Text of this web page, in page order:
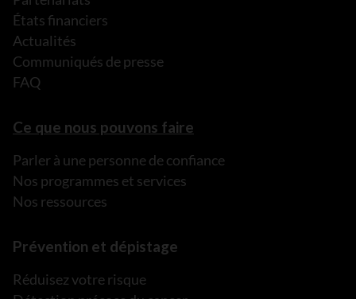
États financiers
Actualités
Communiqués de presse
FAQ
Ce que nous pouvons faire
Parler à une personne de confiance
Nos programmes et services
Nos ressources
Prévention et dépistage
Réduisez votre risque